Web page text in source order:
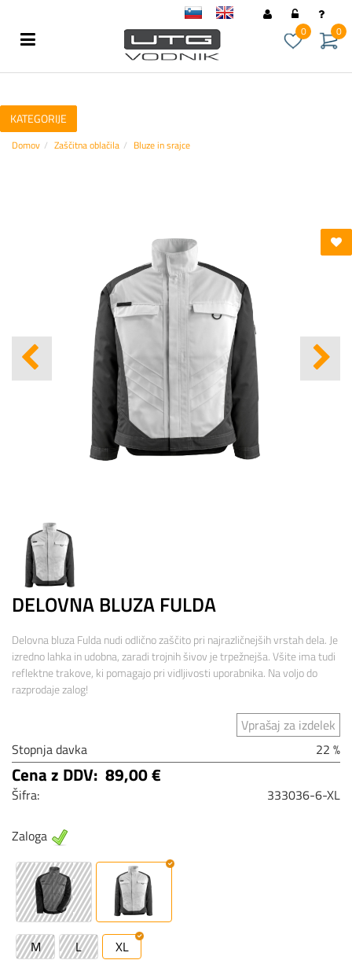
0
0
KATEGORIJE
Domov Zaščitna oblačila Bluze in srajce
DELOVNA BLUZA FULDA
Delovna bluza Fulda nudi odlično zaščito pri najrazličnejših vrstah dela. Je
izredno lahka in udobna, zaradi trojnih šivov je trpežnejša. Všite ima tudi
reflektne trakove, ki pomagajo pri vidljivosti uporabnika. Na voljo do
razprodaje zalog!
Vprašaj za izdelek
Stopnja davka
22 %
Cena z DDV: 89,00 €
Šifra: 333036-6-XL
Zaloga
M L
XL